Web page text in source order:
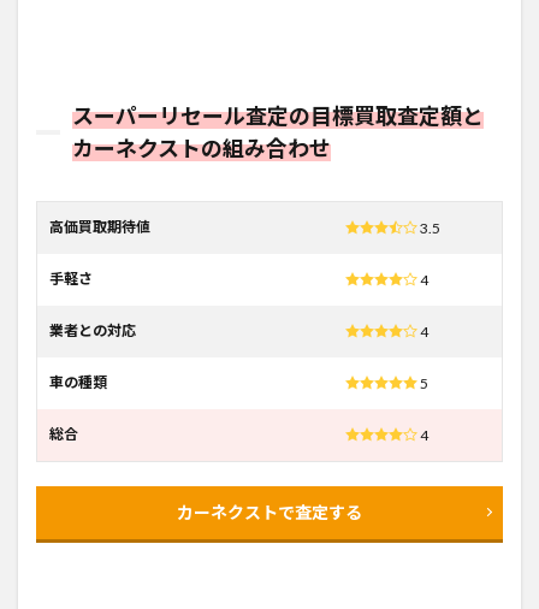
スーパーリセール査定の目標買取査定額と
カーネクストの組み合わせ
高価買取期待値 3.5
手軽さ 4
業者との対応 4
車の種類 5
総合 4
カーネクストで査定する